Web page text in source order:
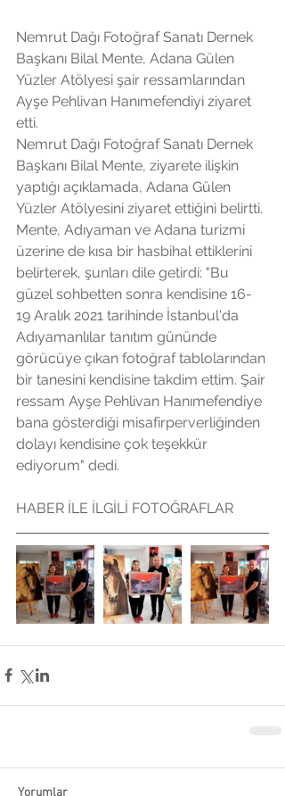
Nemrut Dağı Fotoğraf Sanatı Dernek
Başkanı Bilal Mente, Adana Gülen
Yüzler Atölyesi şair ressamlarından
Ayşe Pehlivan Hanımefendiyi ziyaret
etti.
Nemrut Dağı Fotoğraf Sanatı Dernek
Başkanı Bilal Mente, ziyarete ilişkin
yaptığı açıklamada, Adana Gülen
Yüzler Atölyesini ziyaret ettiğini belirtti.
Mente, Adıyaman ve Adana turizmi
üzerine de kısa bir hasbihal ettiklerini
belirterek, şunları dile getirdi: "Bu
güzel sohbetten sonra kendisine 16-
19 Aralık 2021 tarihinde İstanbul'da
Adıyamanlılar tanıtım gününde
görücüye çıkan fotoğraf tablolarından
bir tanesini kendisine takdim ettim. Şair
ressam Ayşe Pehlivan Hanımefendiye
bana gösterdiği misafirperverliğinden
dolayı kendisine çok teşekkür
ediyorum" dedi.
HABER İLE İLGİLİ FOTOĞRAFLAR
Yorumlar